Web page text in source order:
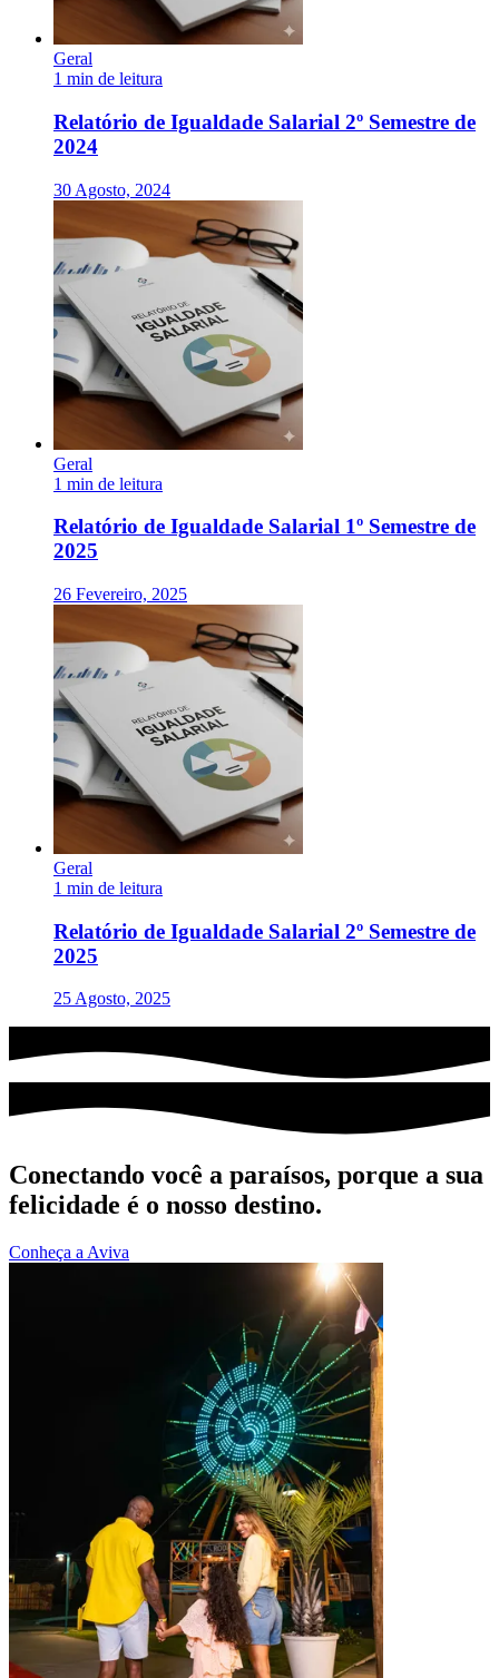
Geral
1 min de leitura
Relatório de Igualdade Salarial 2º Semestre de
2024
30 Agosto, 2024
Geral
1 min de leitura
Relatório de Igualdade Salarial 1º Semestre de
2025
26 Fevereiro, 2025
Geral
1 min de leitura
Relatório de Igualdade Salarial 2º Semestre de
2025
25 Agosto, 2025
Conectando você a paraísos, porque a sua
felicidade é o nosso destino.
Conheça a Aviva